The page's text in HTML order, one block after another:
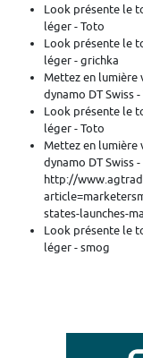
Look présente le
léger - Toto
Look présente le
léger - grichka
Mettez en lumière
dynamo DT Swiss -
Look présente le
léger - Toto
Mettez en lumière
dynamo DT Swiss -
http://
states-launches-
Look présente le
léger - smog